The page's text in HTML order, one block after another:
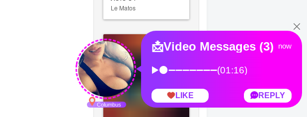
Le Matos